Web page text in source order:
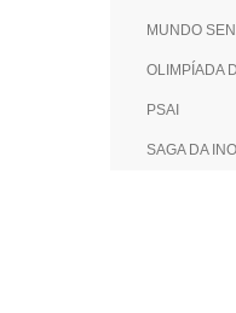
MUNDO
OLIMPÍADA
PSAI
SAGA DA